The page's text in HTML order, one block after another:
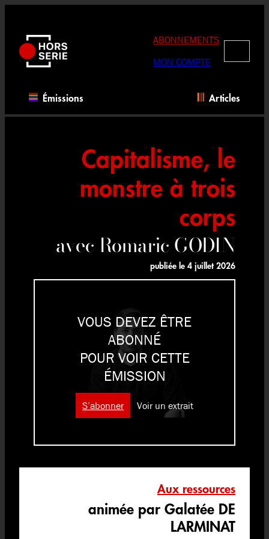
contenu
ABONNEMENTS
MON COMPTE
Émissions Articles
Capitalisme, le
monstre à trois
corps
avec Romaric GODIN
publiée le 4 juillet 2026
VOUS DEVEZ ÊTRE
ABONNÉ
POUR VOIR CETTE
ÉMISSION
S’abonner Voir un extrait
Aux ressources
animée par Galatée DE
LARMINAT